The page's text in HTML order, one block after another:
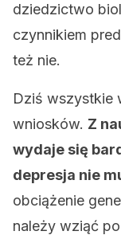
dziedzictwo
czynnikiem
też nie.
Dziś wszystkie
wniosków. Z
wydaje się
depresja nie
obciążenie
należy wziąć